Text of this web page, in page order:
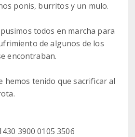
ponis, burritos y un mulo.
todos en marcha para
de algunos de los
encontraban.
hemos tenido que sacrificar al
3900 0105 3506